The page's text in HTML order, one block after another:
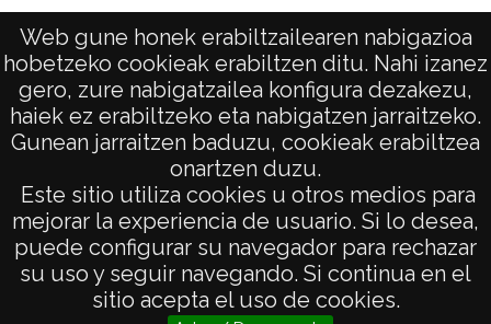
Web gune honek erabiltzailearen nabigazioa
hobetzeko cookieak erabiltzen ditu. Nahi izanez
gero, zure nabigatzailea konfigura dezakezu,
haiek ez erabiltzeko eta nabigatzen jarraitzeko.
Gunean jarraitzen baduzu, cookieak erabiltzea
onartzen duzu.
Este sitio utiliza cookies u otros medios para
mejorar la experiencia de usuario. Si lo desea,
puede configurar su navegador para rechazar
su uso y seguir navegando. Si continua en el
sitio acepta el uso de cookies.
mujeres
AVISO LEGAL
POLÍTICA DE PRIVACIDAD
ACCESIBILIDAD
ATENCIÓN CIUDADANA